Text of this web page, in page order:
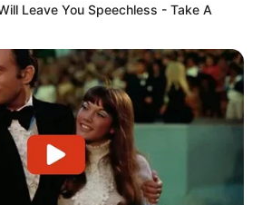
Leave You Speechless - Take A